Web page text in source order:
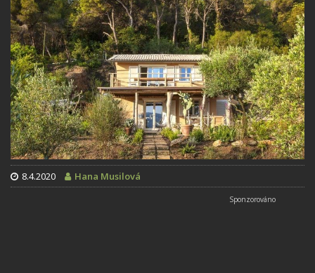
8.4.2020 Hana Musilová